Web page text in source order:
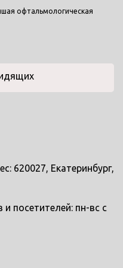
офтальмологическая
620027, Екатеринбург,
посетителей: пн-вс с